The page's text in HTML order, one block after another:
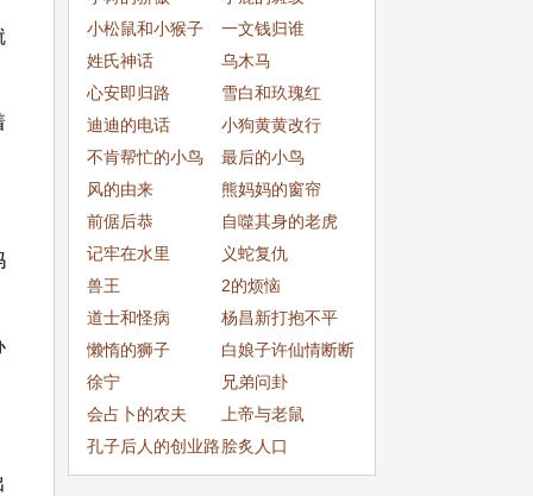
小松鼠和小猴子
一文钱归谁
姓氏神话
乌木马
心安即归路
雪白和玖瑰红
迪迪的电话
小狗黄黄改行
不肯帮忙的小鸟
最后的小鸟
风的由来
熊妈妈的窗帘
前倨后恭
自噬其身的老虎
记牢在水里
义蛇复仇
兽王
2的烦恼
道士和怪病
杨昌新打抱不平
懒惰的狮子
白娘子许仙情断断
桥
徐宁
兄弟问卦
会占卜的农夫
上帝与老鼠
孔子后人的创业路
径
脍炙人口